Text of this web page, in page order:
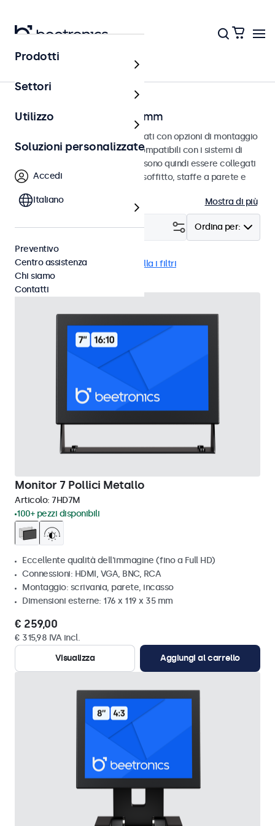
Home
Monitor con VESA da 75 mm
Monitor VESA da 75 mm progettati con opzioni di montaggio
versatili. Questi monitor sono compatibili con i sistemi di
montaggio VESA standard e possono quindi essere collegati
a supporti universali, supporti a soffitto, staffe a parete e
Mostra di più
Ordina per:
Filtro (15)
VESA 75 x 75 eMark Cancella i filtri
Monitor 7 Pollici Metallo
Articolo: 7HD7M
100+ pezzi disponibili
Eccellente qualità dell'immagine (fino a Full HD)
Connessioni: HDMI, VGA, BNC, RCA
Montaggio: scrivania, parete, incasso
Dimensioni esterne: 176 x 119 x 35 mm
€ 259,00
€ 315,98 IVA incl.
Visualizza
Aggiungi al carrello
Prodotti
Settori
Utilizzo
Soluzioni personalizzate
Accedi
Italiano
Preventivo
Centro assistenza
Chi siamo
Contatti